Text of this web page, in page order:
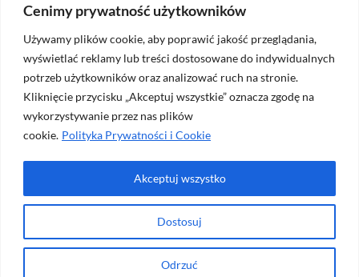
Cenimy prywatność użytkowników
Używamy plików cookie, aby poprawić jakość przeglądania,
wyświetlać reklamy lub treści dostosowane do indywidualnych
potrzeb użytkowników oraz analizować ruch na stronie.
Kliknięcie przycisku „Akceptuj wszystkie” oznacza zgodę na
wykorzystywanie przez nas plików
cookie. Polityka Prywatności i Cookie
Dostosuj
Odrzuć
Akceptuj wszystko
Wspólnota Lew Judy // zaprojekowane przez: